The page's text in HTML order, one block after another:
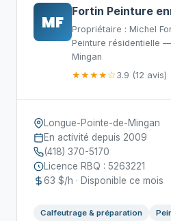
MF
Fortin Peinture
Propriétaire : Michel
Peinture résidentielle
Mingan
★★★★☆3.9 (12 avis)
Longue-Pointe-de-Mingan
En activité depuis 2009
(418) 370-5170
Licence RBQ : 5263221
63 $/h · Disponible ce mois
Calfeutrage & préparation